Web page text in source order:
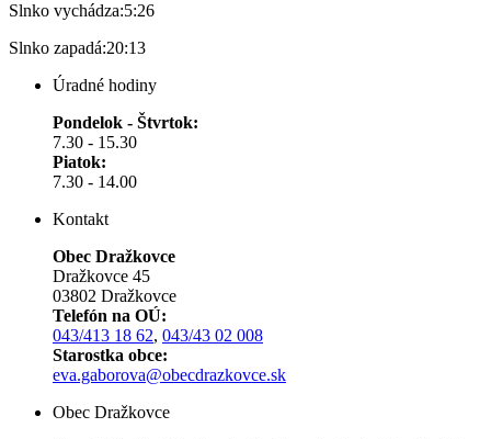
Slnko vychádza:5:26
Slnko zapadá:20:13
Úradné hodiny
Pondelok - Štvrtok:
7.30 - 15.30
Piatok:
7.30 - 14.00
Kontakt
Obec Dražkovce
Dražkovce 45
03802 Dražkovce
Telefón na OÚ:
043/413 18 62, 043/43 02 008
Starostka obce:
eva.gaborova@obecdrazkovce.sk
Obec Dražkovce